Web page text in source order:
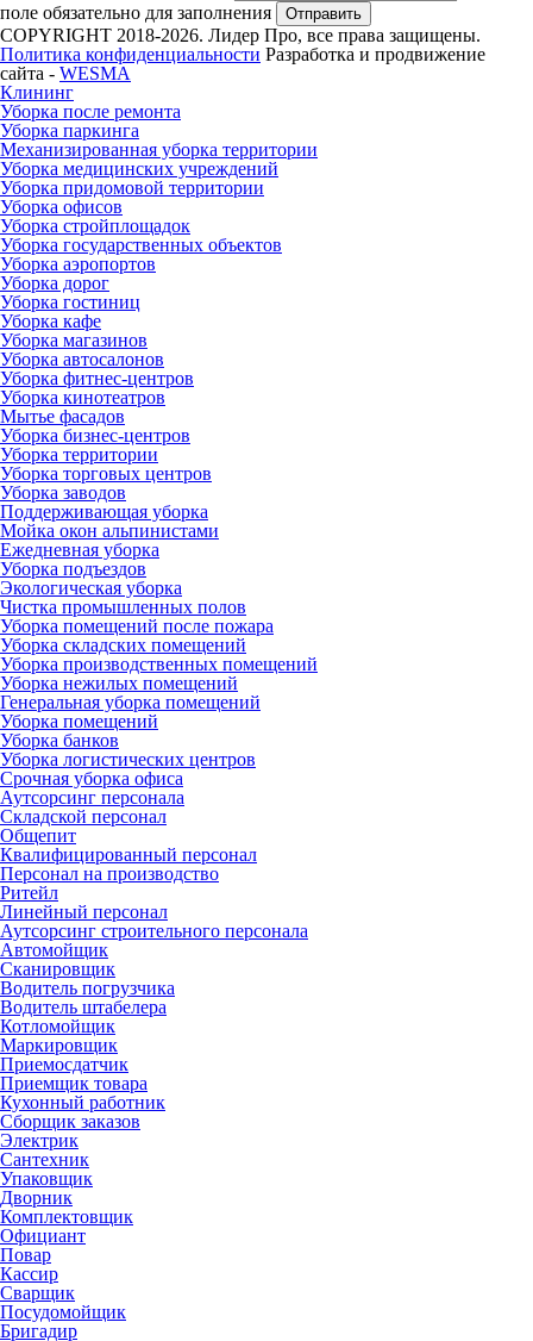
поле обязательно для заполнения
Отправить
COPYRIGHT 2018-2026. Лидер Про, все права защищены.
Политика конфиденциальности Разработка и продвижение
сайта - WESMA
Клининг
Уборка после ремонта
Уборка паркинга
Механизированная уборка территории
Уборка медицинских учреждений
Уборка придомовой территории
Уборка офисов
Уборка стройплощадок
Уборка государственных объектов
Уборка аэропортов
Уборка дорог
Уборка гостиниц
Уборка кафе
Уборка магазинов
Уборка автосалонов
Уборка фитнес-центров
Уборка кинотеатров
Мытье фасадов
Уборка бизнес-центров
Уборка территории
Уборка торговых центров
Уборка заводов
Поддерживающая уборка
Мойка окон альпинистами
Ежедневная уборка
Уборка подъездов
Экологическая уборка
Чистка промышленных полов
Уборка помещений после пожара
Уборка складских помещений
Уборка производственных помещений
Уборка нежилых помещений
Генеральная уборка помещений
Уборка помещений
Уборка банков
Уборка логистических центров
Срочная уборка офиса
Аутсорсинг персонала
Складской персонал
Общепит
Квалифицированный персонал
Персонал на производство
Ритейл
Линейный персонал
Аутсорсинг строительного персонала
Автомойщик
Сканировщик
Водитель погрузчика
Водитель штабелера
Котломойщик
Маркировщик
Приемосдатчик
Приемщик товара
Кухонный работник
Сборщик заказов
Электрик
Сантехник
Упаковщик
Дворник
Комплектовщик
Официант
Повар
Кассир
Сварщик
Посудомойщик
Бригадир